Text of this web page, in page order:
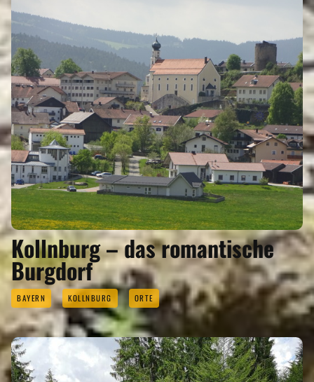
Kollnburg – das romantische
Burgdorf
BAYERN KOLLNBURG ORTE